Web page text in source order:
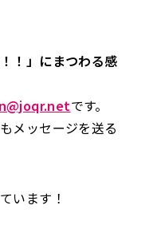
！」にまつわる感
です。
メッセージを送る
います！